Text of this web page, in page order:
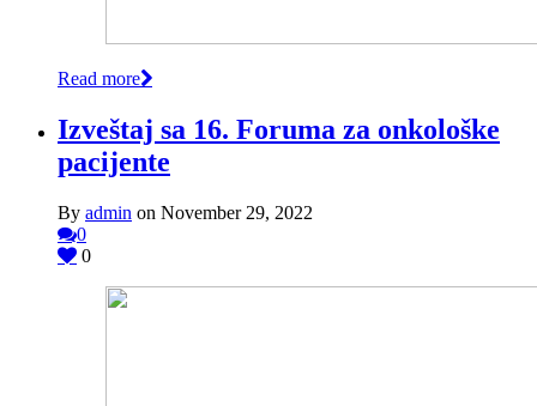
Read more
Izveštaj sa 16. Foruma za onkološke
pacijente
By admin on November 29, 2022
0
0